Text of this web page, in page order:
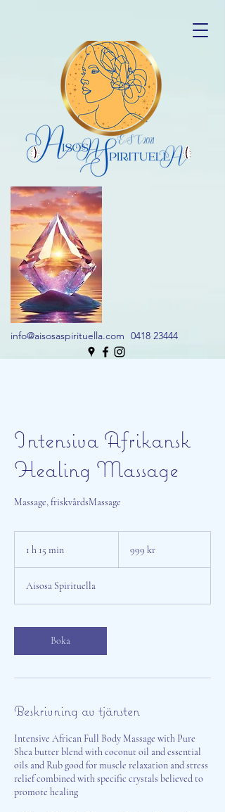
info@aisosaspirituella.com 0418 23444
Intensiva Afrikansk
Healing Massage
Massage, friskvårdsMassage
1 h 15 min
m
i
kronor999 kr
Aisosa Spirituella
Boka
Beskrivning av tjänsten
Intensive African Full Body Massage with Pure
Shea butter blend with coconut oil and essential
oils and Rub good for muscle relaxation and stress
relief combined with specific crystals believed to
promote healing